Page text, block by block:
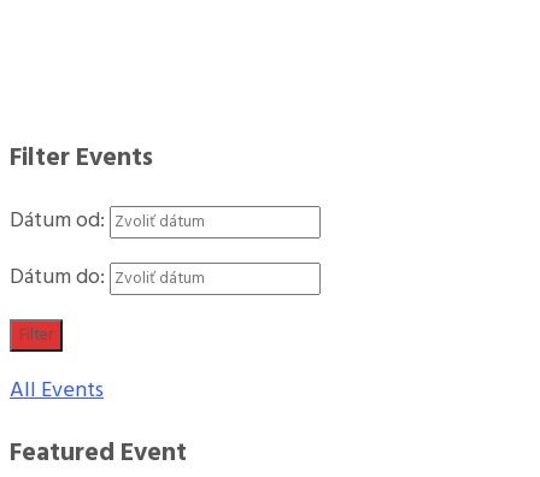
Filter Events
Dátum od:
Dátum do:
Filter
All Events
Featured Event